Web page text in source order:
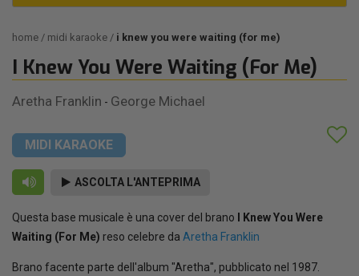
home midi karaoke i knew you were waiting (for me)
I Knew You Were Waiting (For Me)
Aretha Franklin - George Michael
MIDI KARAOKE
ASCOLTA L'ANTEPRIMA
Questa base musicale è una cover del brano
I Knew You Were
Waiting (For Me) reso celebre da Aretha Franklin
Brano facente parte dell'album "Aretha", pubblicato nel 1987.